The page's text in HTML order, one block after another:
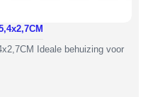
Ideale behuizing voor